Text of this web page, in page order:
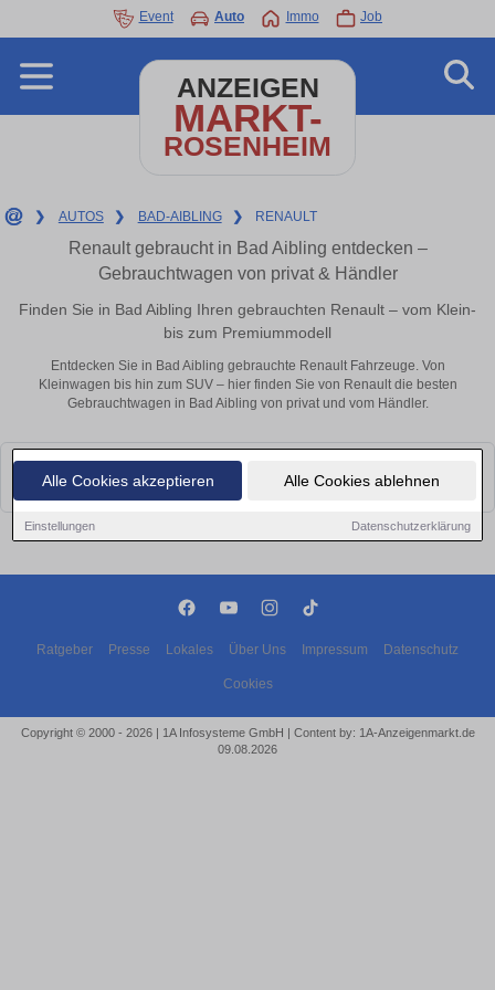
Alle Cookies akzeptieren Alle Cookies ablehnen
Einstellungen Datenschutzerklärung
Event Auto Immo Job
ANZEIGEN
MARKT-
ROSENHEIM
❯ AUTOS ❯ BAD-AIBLING ❯ RENAULT
Renault gebraucht in Bad Aibling entdecken –
Gebrauchtwagen von privat & Händler
Finden Sie in Bad Aibling Ihren gebrauchten Renault – vom Klein-
bis zum Premiummodell
Entdecken Sie in Bad Aibling gebrauchte Renault Fahrzeuge. Von
Kleinwagen bis hin zum SUV – hier finden Sie von Renault die besten
Gebrauchtwagen in Bad Aibling von privat und vom Händler.
Leider konnten wir derzeit keine passenden Autos finden. Schauen Sie
bald wieder vorbei!
Ratgeber Presse Lokales Über Uns Impressum Datenschutz
Cookies
Copyright © 2000 - 2026 | 1A Infosysteme GmbH | Content by: 1A-Anzeigenmarkt.de
09.08.2026